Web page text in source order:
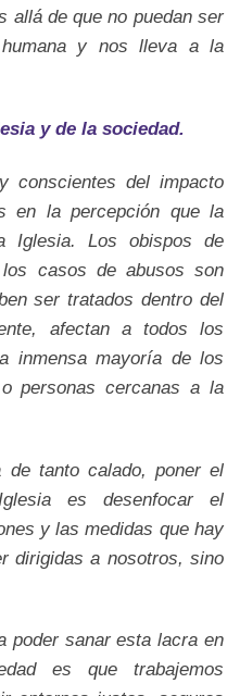
allá de que no puedan ser
y nos lleva a la
y de la sociedad.
conscientes del impacto
en la percepción que la
Iglesia. Los obispos de
casos de abusos son
ser tratados dentro del
afectan a todos los
inmensa mayoría de los
personas cercanas a la
de tanto calado, poner el
es desenfocar el
y las medidas que hay
dirigidas a nosotros, sino
poder sanar esta lacra en
es que trabajemos